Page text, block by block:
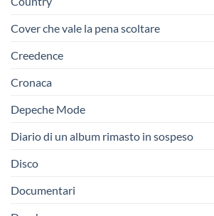
Cover che vale la pena scoltare
Creedence
Cronaca
Depeche Mode
Diario di un album rimasto in sospeso
Disco
Documentari